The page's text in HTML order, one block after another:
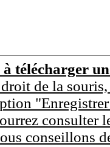
à télécharger
de la
consulter
conseillons